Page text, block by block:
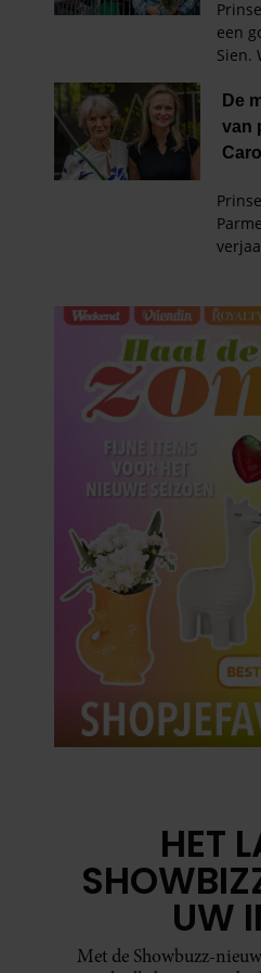
HET
UW
Met de Showbuzz-